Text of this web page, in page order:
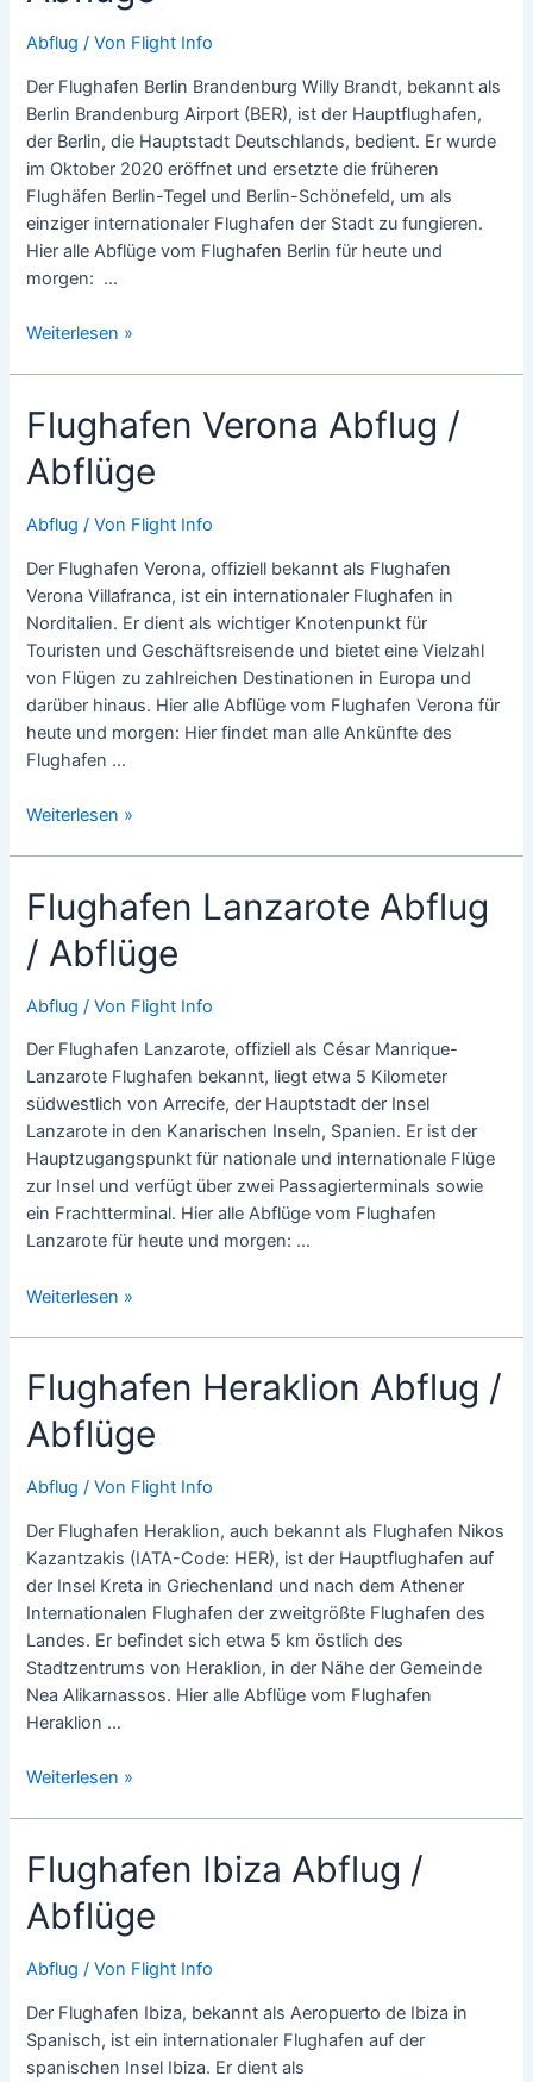
Abflüge
Abflug / Von Flight Info
Der Flughafen Berlin Brandenburg Willy Brandt, bekannt als
Berlin Brandenburg Airport (BER), ist der Hauptflughafen,
der Berlin, die Hauptstadt Deutschlands, bedient. Er wurde
im Oktober 2020 eröffnet und ersetzte die früheren
Flughäfen Berlin-Tegel und Berlin-Schönefeld, um als
einziger internationaler Flughafen der Stadt zu fungieren.
Hier alle Abflüge vom Flughafen Berlin für heute und
morgen: …
Flughafen
/
Abflüge
Weiterlesen »
Flughafen Verona Abflug /
Abflüge
Abflug / Von Flight Info
Der Flughafen Verona, offiziell bekannt als Flughafen
Verona Villafranca, ist ein internationaler Flughafen in
Norditalien. Er dient als wichtiger Knotenpunkt für
Touristen und Geschäftsreisende und bietet eine Vielzahl
von Flügen zu zahlreichen Destinationen in Europa und
darüber hinaus. Hier alle Abflüge vom Flughafen Verona für
heute und morgen: Hier findet man alle Ankünfte des
Flughafen …
Flughafen
/
Abflüge
Weiterlesen »
Flughafen Lanzarote Abflug
/ Abflüge
Abflug / Von Flight Info
Der Flughafen Lanzarote, offiziell als César Manrique-
Lanzarote Flughafen bekannt, liegt etwa 5 Kilometer
südwestlich von Arrecife, der Hauptstadt der Insel
Lanzarote in den Kanarischen Inseln, Spanien. Er ist der
Hauptzugangspunkt für nationale und internationale Flüge
zur Insel und verfügt über zwei Passagierterminals sowie
ein Frachtterminal​. Hier alle Abflüge vom Flughafen
Lanzarote für heute und morgen: …
Flughafen
/
Abflüge
Weiterlesen »
Flughafen Heraklion Abflug /
Abflüge
Abflug / Von Flight Info
Der Flughafen Heraklion, auch bekannt als Flughafen Nikos
Kazantzakis (IATA-Code: HER), ist der Hauptflughafen auf
der Insel Kreta in Griechenland und nach dem Athener
Internationalen Flughafen der zweitgrößte Flughafen des
Landes. Er befindet sich etwa 5 km östlich des
Stadtzentrums von Heraklion, in der Nähe der Gemeinde
Nea Alikarnassos. Hier alle Abflüge vom Flughafen
Heraklion …
Flughafen
/
Abflüge
Weiterlesen »
Flughafen Ibiza Abflug /
Abflüge
Abflug / Von Flight Info
Der Flughafen Ibiza, bekannt als Aeropuerto de Ibiza in
Spanisch, ist ein internationaler Flughafen auf der
spanischen Insel Ibiza. Er dient als